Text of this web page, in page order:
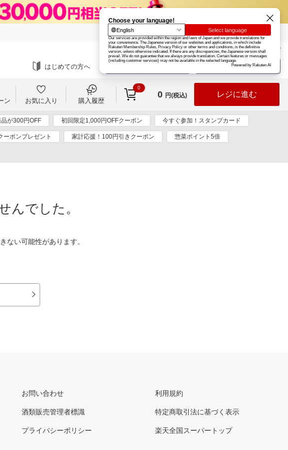
楽天グループ カード
お知らせ ヘルプ
はじめての方へ ログイン
ン お気に入り 購入履歴
0
0 円(税込) レジに進む
が300円OFF 初回限定1,000円OFFクーポン 今すぐ参加！スタンプカード
ーポンプレゼント 家計応援！100円引きクーポン 惣菜ポイント5倍
んでした。
ない可能性があります。
お問い合わせ
酒類販売管理者標識
プライバシーポリシー
利用規約
特定商取引法に基づく表示
楽天全国スーパートップ